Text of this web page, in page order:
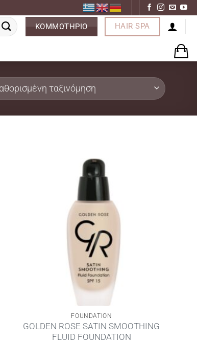
ΚΟΜΜΩΤΗΡΙΟ HAIR SPA
FOUNDATION
GOLDEN ROSE SATIN SMOOTHING
FLUID FOUNDATION